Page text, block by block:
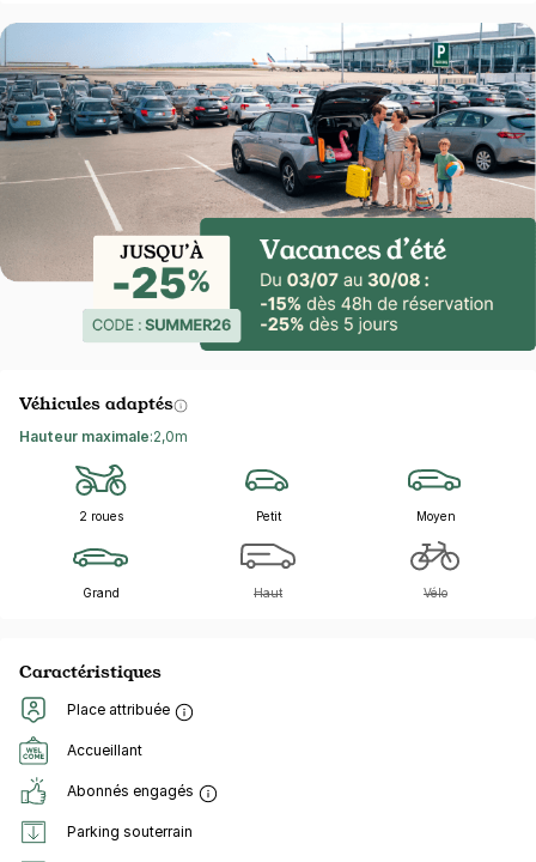
Véhicules adaptés
Hauteur maximale:2,0m
2 roues Petit Moyen
Grand Haut Vélo
Caractéristiques
Place attribuée
Accueillant
Abonnés engagés
Parking souterrain